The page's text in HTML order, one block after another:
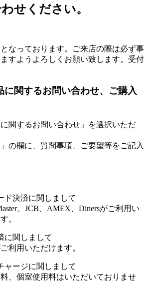
せください。
なっております。
ご来店の際は必ず事
すよう よろしくお願い致します。 受付
に関するお問い合わせ、ご購⼊
関するお問い合わせ」を選択いただ
」の欄に、質問事項、ご要望等をご記入
ド決済に関しまして
、JCB、AMEX、Dinersがご利⽤い
。
に関しまして
利⽤いただけます。
ャージに関しまして
、個室使⽤料はいただいておりませ